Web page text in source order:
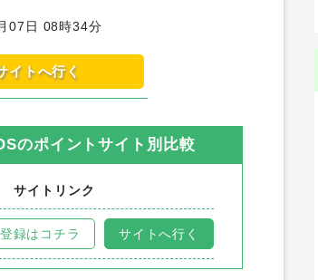
07日 08時34分
イトへ行く
のポイントサイト別比較
サイトリンク